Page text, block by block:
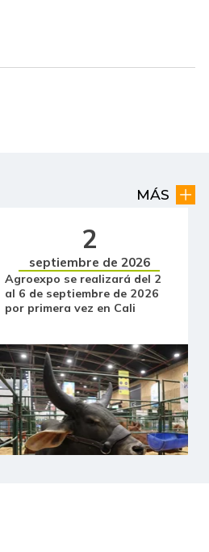
MÁS
2
septiembre de 2026
Agroexpo se realizará del 2
al 6 de septiembre de 2026
por primera vez en Cali